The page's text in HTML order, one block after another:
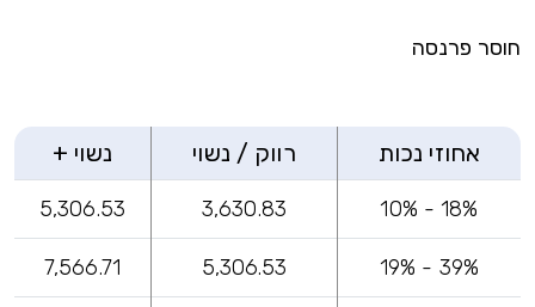
חוסר פרנסה
אחוזי נכות רווק / נשוי נשוי +
18% - 10%
3,630.83
5,306.53
39% - 19%
5,306.53
7,566.71